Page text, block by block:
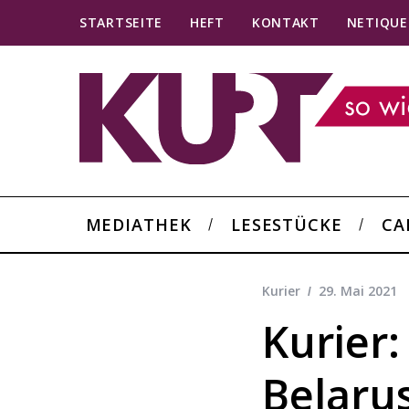
STARTSEITE HEFT KONTAKT
MEDIATHEK LESESTÜCKE
Kurier 29. Mai 2021